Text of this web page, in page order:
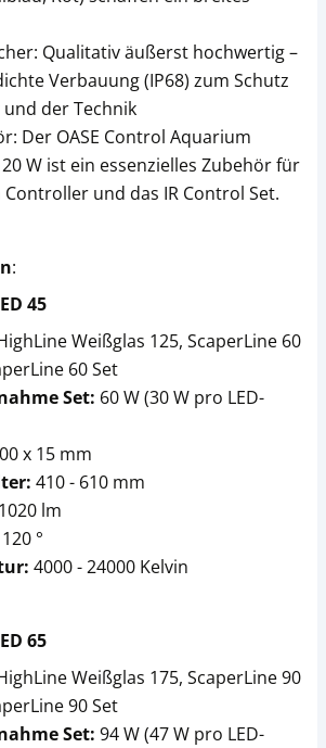
Qualitativ äußerst hochwertig –
Verbauung (IP68) zum Schutz
der Technik
Der OASE Control Aquarium
W ist ein essenzielles Zubehör für
und das IR Control Set.
:
45
Weißglas 125, ScaperLine 60
60 Set
Set: 60 W (30 W pro LED-
x 15 mm
410 - 610 mm
lm
120 °
4000 - 24000 Kelvin
65
Weißglas 175, ScaperLine 90
90 Set
Set: 94 W (47 W pro LED-